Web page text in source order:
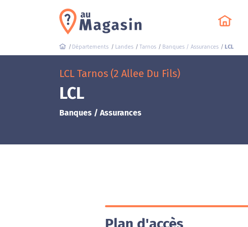
Départements Landes Tarnos Banques / Assurances LCL
LCL Tarnos (2 Allee Du Fils)
LCL
Banques / Assurances